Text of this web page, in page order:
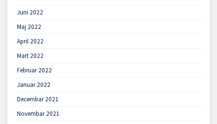
Juni 2022
Maj 2022
April 2022
Mart 2022
Februar 2022
Januar 2022
Decembar 2021
Novembar 2021